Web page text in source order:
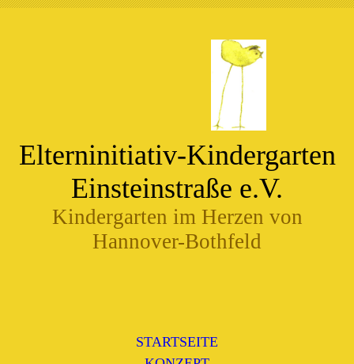
Elterninitiativ-Kindergarten
Einsteinstraße e.V.
Kindergarten im Herzen von
Hannover-Bothfeld
STARTSEITE